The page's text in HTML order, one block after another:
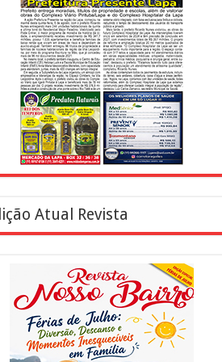
Atual Revista